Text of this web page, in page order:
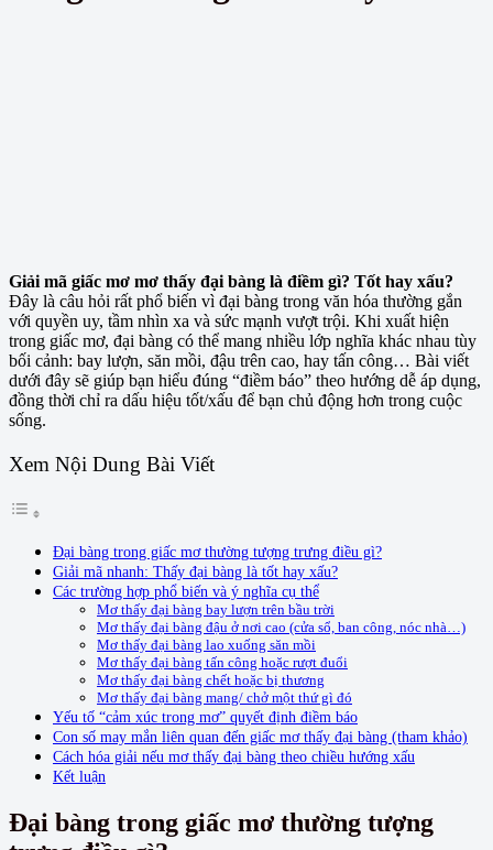
Giải mã giấc mơ mơ thấy đại bàng là điềm gì? Tốt hay xấu?
Đây là câu hỏi rất phổ biến vì đại bàng trong văn hóa thường gắn
với quyền uy, tầm nhìn xa và sức mạnh vượt trội. Khi xuất hiện
trong giấc mơ, đại bàng có thể mang nhiều lớp nghĩa khác nhau tùy
bối cảnh: bay lượn, săn mồi, đậu trên cao, hay tấn công… Bài viết
dưới đây sẽ giúp bạn hiểu đúng “điềm báo” theo hướng dễ áp dụng,
đồng thời chỉ ra dấu hiệu tốt/xấu để bạn chủ động hơn trong cuộc
sống.
Xem Nội Dung Bài Viết
Đại bàng trong giấc mơ thường tượng trưng điều gì?
Giải mã nhanh: Thấy đại bàng là tốt hay xấu?
Các trường hợp phổ biến và ý nghĩa cụ thể
Mơ thấy đại bàng bay lượn trên bầu trời
Mơ thấy đại bàng đậu ở nơi cao (cửa sổ, ban công, nóc nhà…)
Mơ thấy đại bàng lao xuống săn mồi
Mơ thấy đại bàng tấn công hoặc rượt đuổi
Mơ thấy đại bàng chết hoặc bị thương
Mơ thấy đại bàng mang/ chở một thứ gì đó
Yếu tố “cảm xúc trong mơ” quyết định điềm báo
Con số may mắn liên quan đến giấc mơ thấy đại bàng (tham khảo)
Cách hóa giải nếu mơ thấy đại bàng theo chiều hướng xấu
Kết luận
Đại bàng trong giấc mơ thường tượng